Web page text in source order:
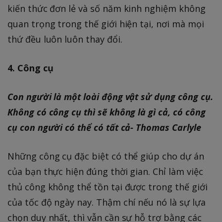
kiến thức đơn lẻ và số năm kinh nghiệm không
quan trọng trong thế giới hiện tại, nơi mà mọi
thứ đều luôn luôn thay đổi.
4. Công cụ
Con người là một loài động vật sử dụng công cụ.
Không có công cụ thì sẽ không là gì cả, có công
cụ con người có thể có tất cả- Thomas Carlyle
Những công cụ đặc biệt có thể giúp cho dự án
của bạn thực hiện đúng thời gian. Chỉ làm việc
thủ công không thể tồn tại được trong thế giới
của tốc độ ngày nay. Thậm chí nếu nó là sự lựa
chọn duy nhất, thì vẫn cần sự hỗ trợ bằng các